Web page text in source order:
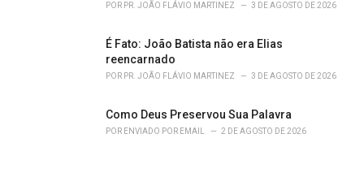
POR PR. JOÃO FLÁVIO MARTINEZ 3 DE AGOSTO DE 2026
É Fato: João Batista não era Elias
reencarnado
POR PR. JOÃO FLÁVIO MARTINEZ 3 DE AGOSTO DE 2026
Como Deus Preservou Sua Palavra
POR ENVIADO POR EMAIL 2 DE AGOSTO DE 2026